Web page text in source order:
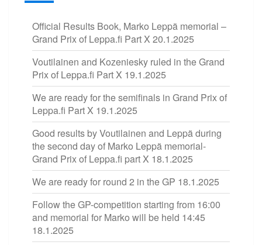
Official Results Book, Marko Leppä memorial –
Grand Prix of Leppa.fi Part X 20.1.2025
Voutilainen and Kozeniesky ruled in the Grand
Prix of Leppa.fi Part X 19.1.2025
We are ready for the semifinals in Grand Prix of
Leppa.fi Part X 19.1.2025
Good results by Voutilainen and Leppä during
the second day of Marko Leppä memorial-
Grand Prix of Leppa.fi part X 18.1.2025
We are ready for round 2 in the GP 18.1.2025
Follow the GP-competition starting from 16:00
and memorial for Marko will be held 14:45
18.1.2025